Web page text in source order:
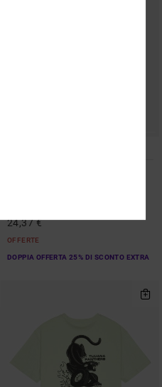
24,37 €
OFFERTE
DOPPIA OFFERTA 25% DI SCONTO EXTRA